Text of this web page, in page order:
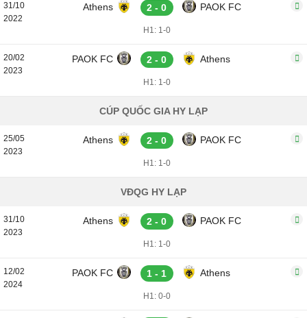
31/10
2022
Athens 2 - 0 PAOK FC
H1: 1-0
20/02
2023
PAOK FC 2 - 0 Athens
H1: 1-0
CÚP QUỐC GIA HY LẠP
25/05
2023
Athens 2 - 0 PAOK FC
H1: 1-0
VĐQG HY LẠP
31/10
2023
Athens 2 - 0 PAOK FC
H1: 1-0
12/02
2024
PAOK FC 1 - 1 Athens
H1: 0-0